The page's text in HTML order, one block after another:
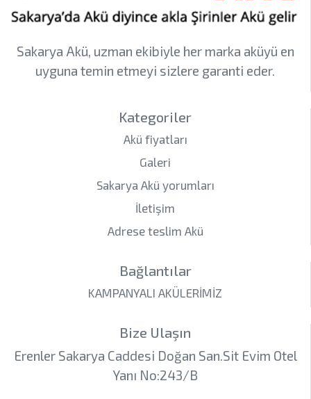
Sakarya Akü, uzman ekibiyle her marka aküyü en
uyguna temin etmeyi sizlere garanti eder.
Kategoriler
Akü fiyatları
Galeri
Sakarya Akü yorumları
İletişim
Adrese teslim Akü
Bağlantılar
KAMPANYALI AKÜLERİMİZ
Bize Ulaşın
Erenler Sakarya Caddesi Doğan San.Sit Evim Otel
Yanı No:243/B